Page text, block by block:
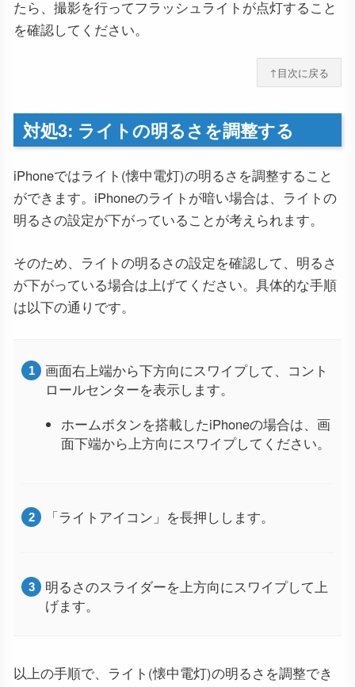
たら、撮影を行ってフラッシュライトが点灯すること
を確認してください。
↑目次に戻る
対処3: ライトの明るさを調整する
iPhoneではライト(懐中電灯)の明るさを調整すること
ができます。iPhoneのライトが暗い場合は、ライトの
明るさの設定が下がっていることが考えられます。
そのため、ライトの明るさの設定を確認して、明るさ
が下がっている場合は上げてください。具体的な手順
は以下の通りです。
画面右上端から下方向にスワイプして、コント
ロールセンターを表示します。
ホームボタンを搭載したiPhoneの場合は、画
面下端から上方向にスワイプしてください。
「ライトアイコン」を長押しします。
明るさのスライダーを上方向にスワイプして上
げます。
以上の手順で、ライト(懐中電灯)の明るさを調整でき